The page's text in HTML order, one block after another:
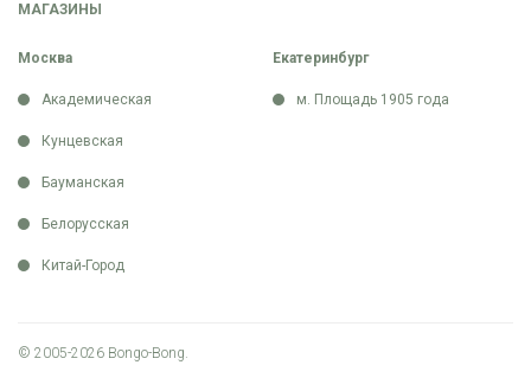
МАГАЗИНЫ
Москва
Академическая
Кунцевская
Бауманская
Белорусская
Китай-Город
Екатеринбург
м. Площадь 1905 года
© 2005-2026 Bongo-Bong.